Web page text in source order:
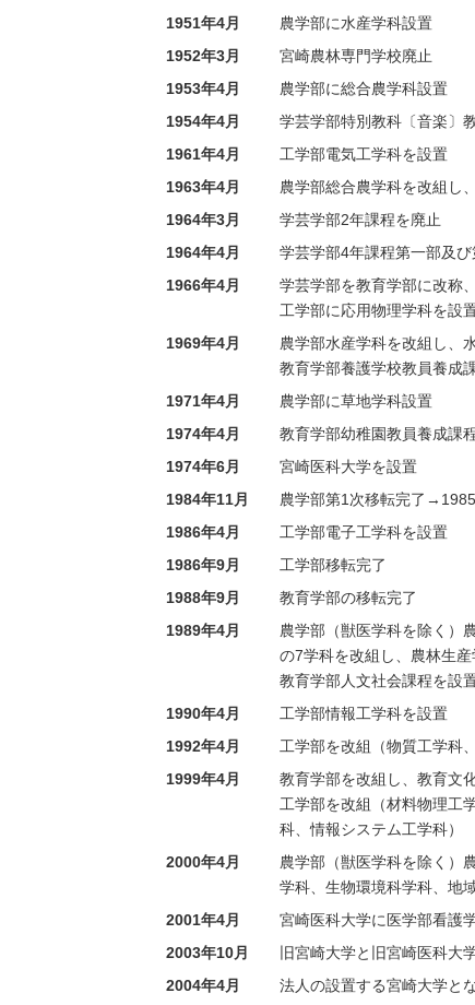
1951年4月
農学部に水産学科設置
1952年3月
宮崎農林専門学校廃止
1953年4月
農学部に総合農学科設置
1954年4月
学芸学部特別教科〔音楽〕
1961年4月
工学部電気工学科を設置
1963年4月
農学部総合農学科を改組し
1964年3月
学芸学部2年課程を廃止
1964年4月
学芸学部4年課程第一部及
1966年4月
学芸学部を教育学部に改称
工学部に応用物理学科を設
1969年4月
農学部水産学科を改組し、
教育学部養護学校教員養成
1971年4月
農学部に草地学科設置
1974年4月
教育学部幼稚園教員養成課
1974年6月
宮崎医科大学を設置
1984年11月
農学部第1次移転完了
1986年4月
工学部電子工学科を設置
1986年9月
工学部移転完了
1988年9月
教育学部の移転完了
1989年4月
農学部（獣医学科を除く）
の7学科を改組し、農林生
教育学部人文社会課程を設
1990年4月
工学部情報工学科を設置
1992年4月
工学部を改組（物質工学科
1999年4月
教育学部を改組し、教育文
工学部を改組（材料物理工
科、情報システム工学科）
2000年4月
農学部（獣医学科を除く）
学科、生物環境科学科、地
2001年4月
宮崎医科大学に医学部看護
2003年10月
旧宮崎大学と旧宮崎医科大
2004年4月
法人の設置する宮崎大学と